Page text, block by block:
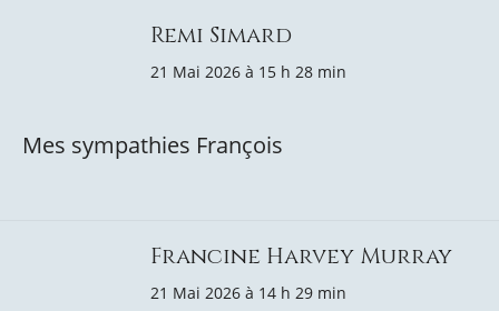
Remi Simard
21 Mai 2026 à 15 h 28 min
Mes sympathies François
Francine Harvey Murray
21 Mai 2026 à 14 h 29 min